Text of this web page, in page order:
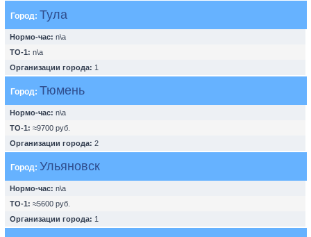
Город: Тула
Нормо-час: n\a
ТО-1: n\a
Организации города: 1
Город: Тюмень
Нормо-час: n\a
ТО-1: ≈9700 руб.
Организации города: 2
Город: Ульяновск
Нормо-час: n\a
ТО-1: ≈5600 руб.
Организации города: 1